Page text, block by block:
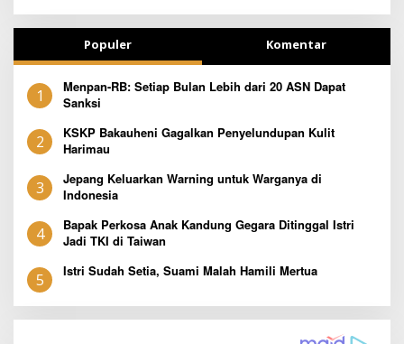
Populer Komentar
1
Menpan-RB: Setiap Bulan Lebih dari 20 ASN Dapat
Sanksi
2
KSKP Bakauheni Gagalkan Penyelundupan Kulit
Harimau
3
Jepang Keluarkan Warning untuk Warganya di
Indonesia
4
Bapak Perkosa Anak Kandung Gegara Ditinggal Istri
Jadi TKI di Taiwan
5 Istri Sudah Setia, Suami Malah Hamili Mertua